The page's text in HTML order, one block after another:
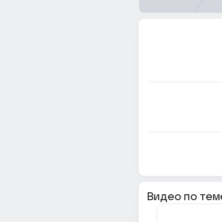
Видео по